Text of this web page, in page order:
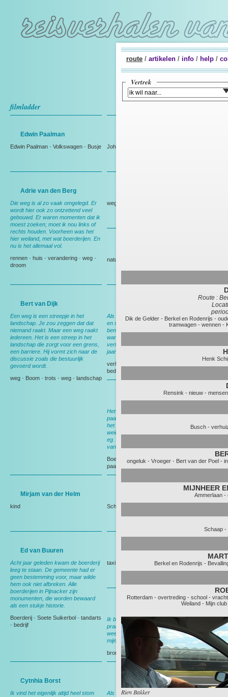
route / artikelen / info / help /
Rien Bakker
Route :
Dik de Gelder - Berkel en Rodenrijs -
tramwagen - wennen -
Henk
Rensink - nieuw - mensen
Busch-
ongeluk - Vroeger - Bert van der Poel -
MIJNHEER
Ammerlaan -
Schaap-
Berkel en Rodenrijs -
Rotterdam- overtreding- school-
Weiland - Mijn club
Vertrek
filmladder
Edwin Paalman
Edwin Paalman - Volkswagen - Busje Johan Westmaas
Adrie van den Berg
Die weg is al zo vaak omgelegd. Er
wordt hier ook zo ontzettend veel
gebouwd. Er waren momenten dat ik
moest zoeken; moet ik nou links of
rechts houden. Voorheen was het
hier weiland, met wat boerderijen. En
nu is het allemaal vol.
rennen - huis - verandering - weg -
droom
weg
natuur
Bert van Dijk
Een weg is een streepje in het
landschap. Je zou zeggen dat dat
niemand raakt. Maar een weg raakt
iedereen. Het is een streep in het
landschap die zorgt voor een grens,
een barriere. Hij vormt zich naar de
discussie zoals die bestuurlijk
gevoerd wordt.
weg - Boom - trots - weg - landschap
Als ik hier rij denk ik aan ruimte, rust
en schapen. En aan thuis, want dan
ben ik op weg naar huis. Nog wel,
want over een maand ga ik
verhuizen, dan heb ik deze weg 15
jaar gereden.
verhuizen
bedrijf
Bert van Leeuwen
Het meeste werk werd nog met het
paard gedaan. In het voorjaar werd
het land klaargemaakt voor het
weideseizoen. Met het paard voor de
eg. Ik liep er naast en zocht nestjes
van weidevogels.
Boerderij-herinneringen- vogels-
paarden
Weiland
Mirjam van der Helm
kind Schaap
Ed van Buuren
Acht jaar geleden kwam de boerderij
leeg te staan. De gemeente had er
geen bestemming voor, maar wilde
hem ook niet afbreken. Alle
boerderijen in Pijnacker zijn
monumenten, die worden bewaard
als een stukje historie.
Boerderij - Soete Suikerbol - tandarts
- bedrijf
Jasper Vermeer
taxi
Ik ben altijd vrolijk, maak graag een
praatje; beetje kletsen. Als ik een
weekje vakantie heb vragen ze aan
mijn collega: is die mevrouw er niet?
brommer
benzinestation
Cytnhia Borst
Ik vind het eigenlijk altijd heel stom
Familie van den Arend
Als ik op de rotonde rijd en ik sla af